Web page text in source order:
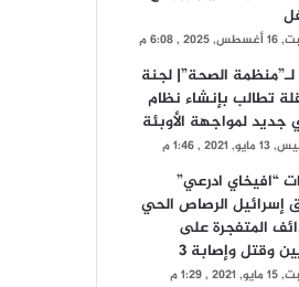
2025 , 6:08 م
لـ”منظمة الصحة”| لجنة
تطالب بإنشاء نظام
جديد لمواجهة الأوبئة
2021 , 1:46 م
“افيخاي ادرعي”
إسرائيل الرصاص الحي
المتفجرة على
وقتل وإصابة 3
2021 , 1:29 م